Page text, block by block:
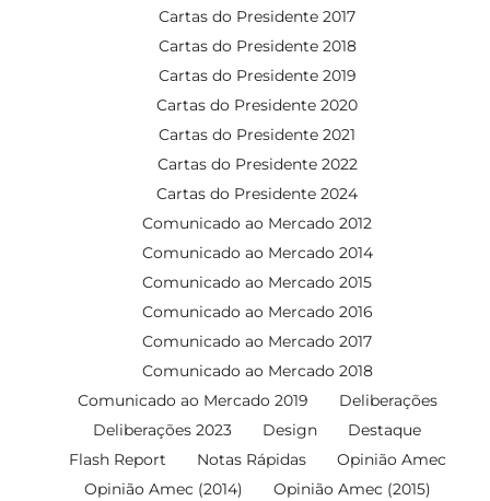
Cartas do Presidente 2017
Cartas do Presidente 2018
Cartas do Presidente 2019
Cartas do Presidente 2020
Cartas do Presidente 2021
Cartas do Presidente 2022
Cartas do Presidente 2024
Comunicado ao Mercado 2012
Comunicado ao Mercado 2014
Comunicado ao Mercado 2015
Comunicado ao Mercado 2016
Comunicado ao Mercado 2017
Comunicado ao Mercado 2018
Comunicado ao Mercado 2019
Deliberações
Deliberações 2023
Design
Destaque
Flash Report
Notas Rápidas
Opinião Amec
Opinião Amec (2014)
Opinião Amec (2015)